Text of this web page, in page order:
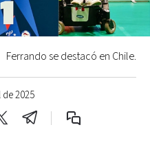
2025
Ferrando se destacó en Chile.